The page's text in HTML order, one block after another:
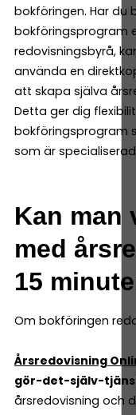
bokföringen. Har du
bokföringsprogram
redovisningsbyrå,
använda en
att skapa själva
Detta ger dig
bokföringsprogram
som är
Kan man
med
15
Om bokföringen
Årsredovisning
gör-det-själv-
årsredovisning och